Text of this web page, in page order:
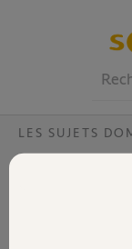
Volet
LES SUJETS
lors de l'installation